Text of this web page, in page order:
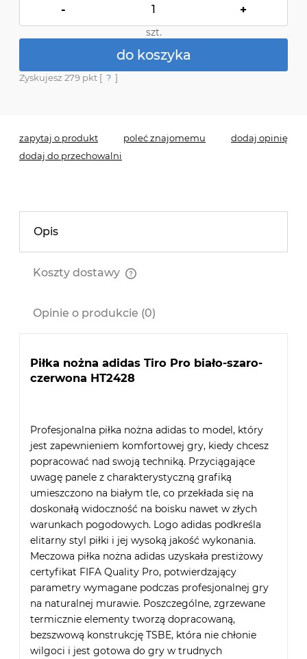
- +
szt.
do koszyka
Zyskujesz 279 pkt [ ? ]
zapytaj o produkt poleć znajomemu
dodaj opinię
dodaj do przechowalni
Opis
Koszty dostawy
Opinie o produkcie (0)
Piłka nożna adidas Tiro Pro biało-szaro-
czerwona HT2428
Profesjonalna piłka nożna adidas to model, który
jest zapewnieniem komfortowej gry, kiedy chcesz
popracować nad swoją techniką. Przyciągające
uwagę panele z charakterystyczną grafiką
umieszczono na białym tle, co przekłada się na
doskonałą widoczność na boisku nawet w złych
warunkach pogodowych. Logo adidas podkreśla
elitarny styl piłki i jej wysoką jakość wykonania.
Meczowa piłka nożna adidas uzyskała prestiżowy
certyfikat FIFA Quality Pro, potwierdzający
parametry wymagane podczas profesjonalnej gry
na naturalnej murawie. Poszczególne, zgrzewane
termicznie elementy tworzą dopracowaną,
bezszwową konstrukcję TSBE, która nie chłonie
wilgoci i jest gotowa do gry w trudnych